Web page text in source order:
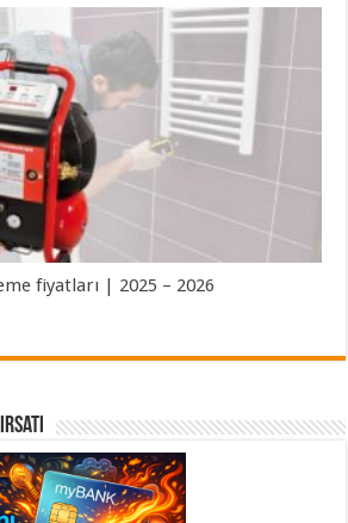
fiyatları | 2025 – 2026